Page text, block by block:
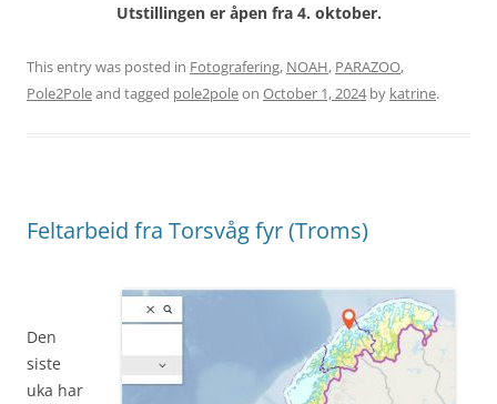
Utstillingen er åpen fra 4. oktober.
This entry was posted in Fotografering, NOAH, PARAZOO,
Pole2Poleand tagged pole2poleon October 1, 2024by katrine.
Feltarbeid fra Torsvåg fyr (Troms)
Den
siste
uka har